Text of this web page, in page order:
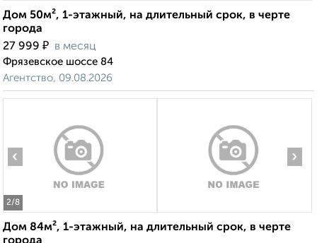
Дом 50м², 1-этажный, на длительный срок, в черте
города
27 999 ₽ в месяц
Фрязевское шоссе 84
Агентство, 09.08.2026
2/8
‹ ›
Дом 84м², 1-этажный, на длительный срок, в черте